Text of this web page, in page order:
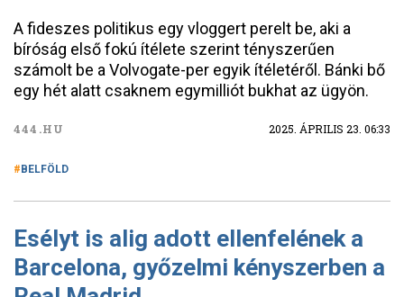
A fideszes politikus egy vloggert perelt be, aki a
bíróság első fokú ítélete szerint tényszerűen
számolt be a Volvogate-per egyik ítéletéről. Bánki bő
egy hét alatt csaknem egymilliót bukhat az ügyön.
444.HU 2025. ÁPRILIS 23. 06:33
BELFÖLD
Esélyt is alig adott ellenfelének a
Barcelona, győzelmi kényszerben a